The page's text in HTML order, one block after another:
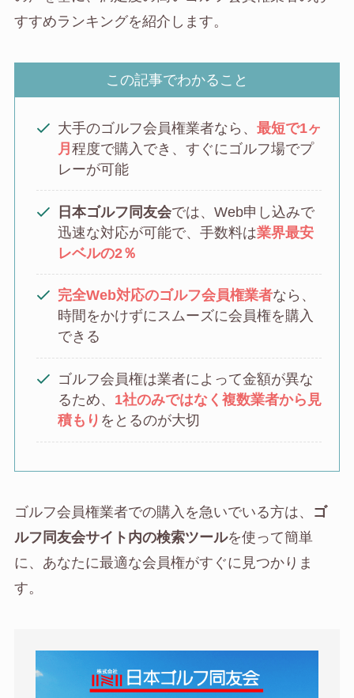
すすめランキングを紹介します。
この記事でわかること
大手のゴルフ会員権業者なら、 最短で1ヶ
月 程度で購入でき、すぐにゴルフ場でプ
レーが可能
日本ゴルフ同友会では、Web申し込みで
迅速な対応が可能で、手数料は業界最安
レベルの2％
完全Web対応のゴルフ会員権業者なら、
時間をかけずにスムーズに会員権を購入
できる
ゴルフ会員権は業者によって金額が異な
るため、 1社のみではなく複数業者から見
積もり をとるのが大切
ゴルフ会員権業者での購入を急いでいる方は、
ゴ
ルフ同友会サイト内の検索ツールを使って簡単
に、あなたに最適な会員権がすぐに見つかりま
す。